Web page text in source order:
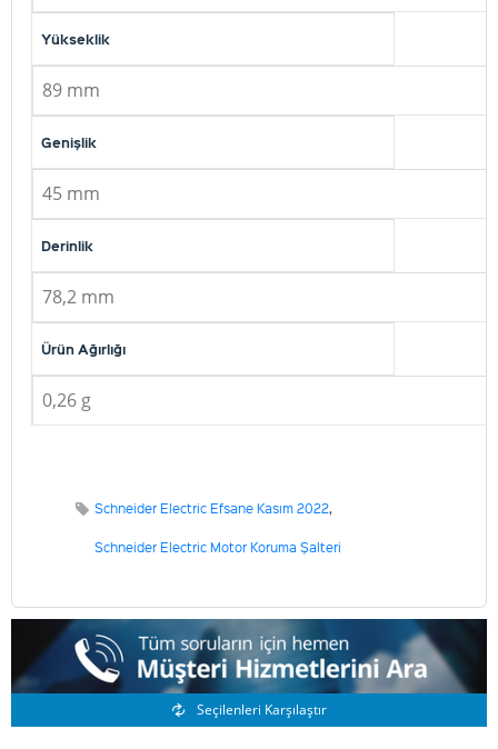
Yükseklik
89 mm
Genişlik
45 mm
Derinlik
78,2 mm
Ürün Ağırlığı
0,26 g
Schneider Electric Efsane Kasım 2022,
Schneider Electric Motor Koruma Şalteri
Benzer Ürünler
Seçilenleri Karşılaştır